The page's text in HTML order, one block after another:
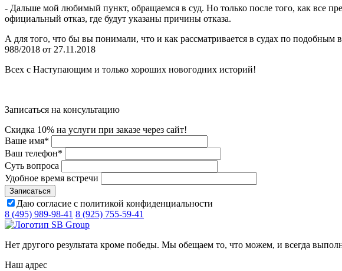
- Дальше мой любимый пункт, обращаемся в суд. Но только после того, как все
официальный отказ, где будут указаны причины отказа.
А для того, что бы вы понимали, что и как рассматривается в судах по
988/2018 от 27.11.2018
Всех с Наступающим и только хороших новогодних историй!
Записаться на консультацию
Скидка 10% на услуги при заказе через сайт!
Ваше имя*
Ваш телефон*
Суть вопроса
Удобное время встречи
Даю согласие с политикой конфиденциальности
8 (495) 989-98-41 8 (925) 755-59-41
Нет другого результата кроме победы. Мы обещаем то, что можем, и всегда
Наш адрес